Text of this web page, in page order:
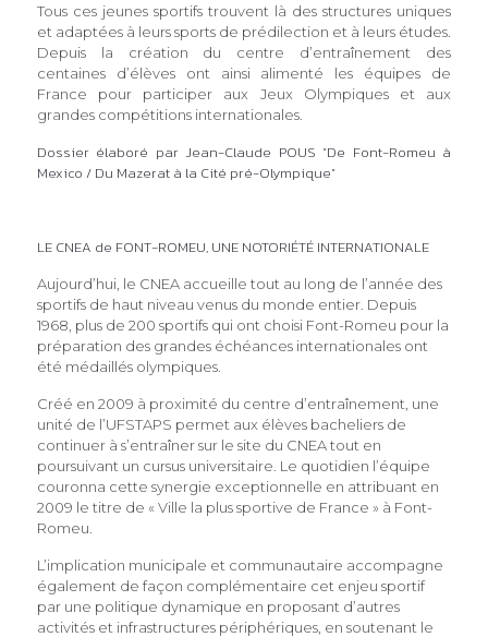
Tous ces jeunes sportifs trouvent là des structures uniques
et adaptées à leurs sports de prédilection et à leurs études.
Depuis la création du centre d’entraînement des
centaines d’élèves ont ainsi alimenté les équipes de
France pour participer aux Jeux Olympiques et aux
grandes compétitions internationales.
Dossier élaboré par Jean-Claude POUS "De Font-Romeu à
Mexico / Du Mazerat à la Cité pré-Olympique"
LE CNEA de FONT-ROMEU, UNE NOTORIÉTÉ INTERNATIONALE
Aujourd’hui, le CNEA accueille tout au long de l’année des
sportifs de haut niveau venus du monde entier. Depuis
1968, plus de 200 sportifs qui ont choisi Font-Romeu pour la
préparation des grandes échéances internationales ont
été médaillés olympiques.
Créé en 2009 à proximité du centre d’entraînement, une
unité de l’UFSTAPS permet aux élèves bacheliers de
continuer à s’entraîner sur le site du CNEA tout en
poursuivant un cursus universitaire. Le quotidien l’équipe
couronna cette synergie exceptionnelle en attribuant en
2009 le titre de « Ville la plus sportive de France » à Font-
Romeu.
L’implication municipale et communautaire accompagne
également de façon complémentaire cet enjeu sportif
par une politique dynamique en proposant d’autres
activités et infrastructures périphériques, en soutenant le